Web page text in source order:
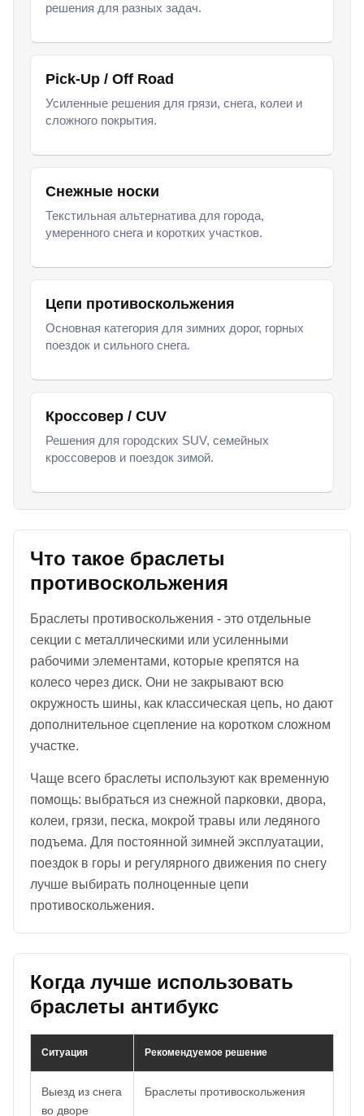
решения для разных задач.
Pick-Up / Off Road
Усиленные решения для грязи, снега, колеи и
сложного покрытия.
Снежные носки
Текстильная альтернатива для города,
умеренного снега и коротких участков.
Цепи противоскольжения
Основная категория для зимних дорог, горных
поездок и сильного снега.
Кроссовер / CUV
Решения для городских SUV, семейных
кроссоверов и поездок зимой.
Что такое браслеты
противоскольжения
Браслеты противоскольжения - это отдельные
секции с металлическими или усиленными
рабочими элементами, которые крепятся на
колесо через диск. Они не закрывают всю
окружность шины, как классическая цепь, но дают
дополнительное сцепление на коротком сложном
участке.
Чаще всего браслеты используют как временную
помощь: выбраться из снежной парковки, двора,
колеи, грязи, песка, мокрой травы или ледяного
подъема. Для постоянной зимней эксплуатации,
поездок в горы и регулярного движения по снегу
лучше выбирать полноценные цепи
противоскольжения.
Когда лучше использовать
браслеты антибукс
Ситуация Рекомендуемое решение
Выезд из снега
во дворе
Браслеты противоскольжения